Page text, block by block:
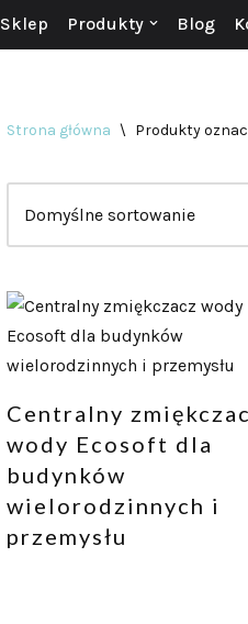
Sklep Produkty Blog
Strona główna \ Produkty
Centralny
wody Ecosoft dla
budynków
wielorodzinnych i
przemysłu